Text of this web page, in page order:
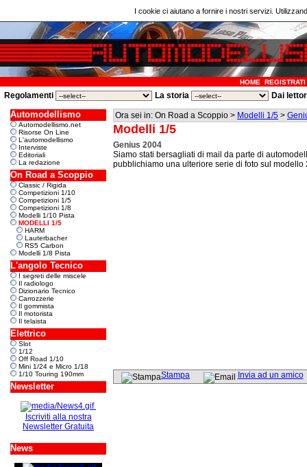
I cookie ci aiutano a fornire i nostri servizi.
HOME REGISTRATI
Regolamenti La storia Dai
Automodellismo
Automodellismo.net
Risorse On Line
L'automodellismo
Interviste
Editoriali
La redazione
On Road a Scoppio
Classic / Rigida
Competizioni 1/10
Competizioni 1/5
Competizioni 1/8
Modelli 1/10 Pista
MODELLI 1/5
HARM
Lauterbacher
RS5 Carbon
Modelli 1/8 Pista
L'angolo Tecnico
I segreti delle miscele
Il radiologo
Dizionario Tecnico
Carrozzerie
Il gommista
Il motorista
Il telaista
Elettrico
Slot
1/12
Off Road 1/10
Mini 1/24 e Micro 1/18
1/10 Touring 190mm
Newsletter
Iscriviti alla nostra
Newsletter Gratuita
News
Ora sei in: On Road a Scoppio > Modelli 1/5 >
Modelli 1/5
Genius 2004
Siamo stati bersagliati di mail da parte di
pubblichiamo una ulteriore serie di foto sul
Stampa Invia ad un amico